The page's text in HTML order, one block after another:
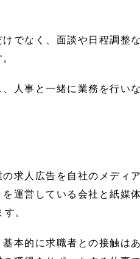
でなく、面談や日程調整
人事と一緒に業務を行い
求人広告を自社のメディ
運営している会社と紙媒
。
本的に求職者との接触は